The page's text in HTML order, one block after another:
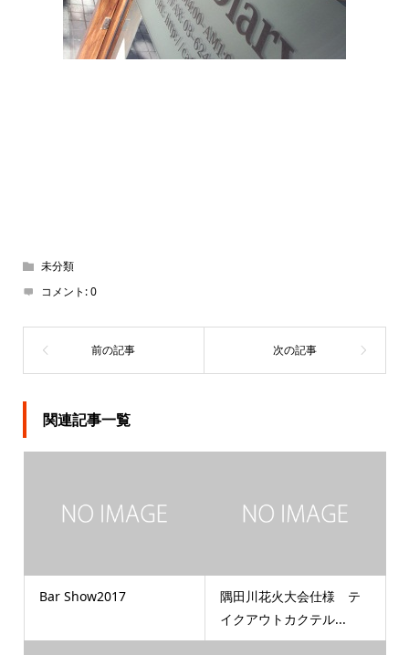
未分類
コメント:0
関連記事一覧
Bar Show2017
隅田川花火大会仕様 テ
イクアウトカクテル...